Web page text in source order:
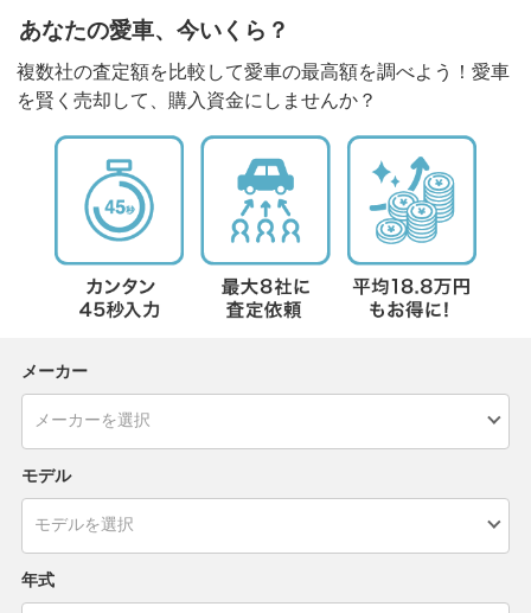
あなたの愛車、今いくら？
複数社の査定額を比較して愛車の最高額を調べよう！愛車
を賢く売却して、購入資金にしませんか？
メーカー
モデル
年式